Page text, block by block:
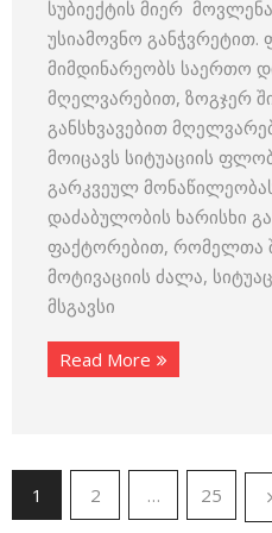
სუბიექტის მიერ
უსიამოვნო განჭვრეტით.
მიმდინარეობს საერთო
მღელვარებით, ზოგჯერ
განსხვავებით
მოიცავს სიტუაციის
გარკვეულ
დაძაბულობის ხარისხი
ფაქტორებით, რომელთა
მოტივაციის ძალა,
მსგავსი
Read More
1 2 … 25